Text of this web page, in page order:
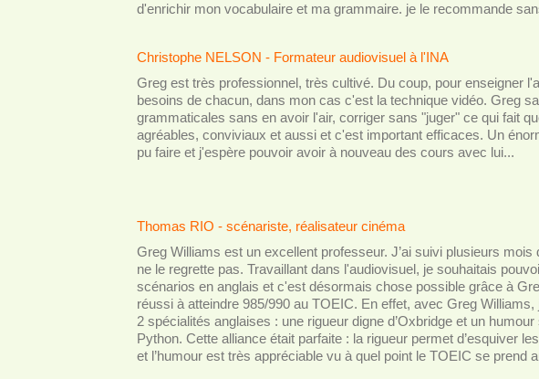
d'enrichir mon vocabulaire et ma grammaire. je le recommande
Christophe NELSON - Formateur audiovisuel à l'INA
Greg est très professionnel, très cultivé. Du coup, pour enseigner
besoins de chacun, dans mon cas c'est la technique vidéo. Greg
grammaticales sans en avoir l'air, corriger sans "juger" ce qui fait
agréables, conviviaux et aussi et c'est important efficaces. Un
pu faire et j'espère pouvoir avoir à nouveau des cours avec lui...
Thomas RIO - scénariste, réalisateur cinéma
Greg Williams est un excellent professeur. J’ai suivi plusieurs
ne le regrette pas. Travaillant dans l'audiovisuel, je souhaitais
scénarios en anglais et c'est désormais chose possible grâce à
réussi à atteindre 985/990 au TOEIC. En effet, avec Greg Williams,
2 spécialités anglaises : une rigueur digne d’Oxbridge et un
Python. Cette alliance était parfaite : la rigueur permet d’esquiver
et l’humour est très appréciable vu à quel point le TOEIC se prend